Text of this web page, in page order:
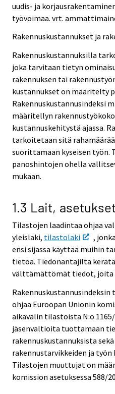
uudis- ja
työvoimaa. vrt.
Rakennuskustannukset ja
Rakennuskustannuksilla
joka tarvitaan tietyn
rakennuksen tai
kustannukset on määritelty
Rakennuskustannusindeksi
määritellyn
kustannuskehitystä ajassa.
tarkoitetaan sitä
suorittamaan kyseisen työn.
panoshintojen ohella
mukaan.
1.3 Lait,
Tilastojen laadintaa ohjaa
yleislaki, tilastolaki
,
ensi sijassa käyttää muihin
tietoa. Tiedonantajilta
välttämättömät tiedot, joita
ohjaa Euroopan Unionin
aikavälin tilastoista N:o
jäsenvaltioita tuottamaan
rakennuskustannuksista
rakennustarvikkeiden ja
Tilastojen muuttujat on
komission asetuksessa 588/